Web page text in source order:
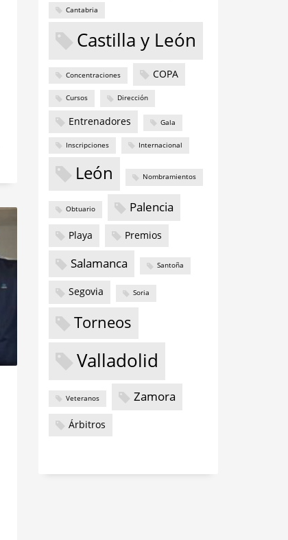
Cantabria
Castilla y León
Concentraciones COPA
Cursos Dirección
Entrenadores Gala
Inscripciones Internacional
León Nombramientos
Obtuario Palencia
Playa Premios
Salamanca Santoña
Segovia Soria
Torneos
Valladolid
Veteranos Zamora
Árbitros